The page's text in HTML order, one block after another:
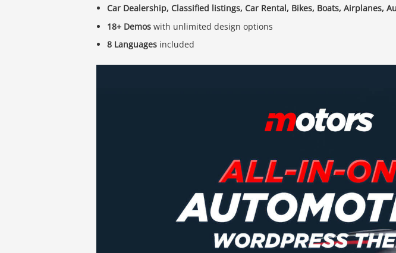
Car Dealership, Classified listings, Car Rental, Bikes, Boats, Airplanes,
18+ Demos with unlimited design options
8 Languages included